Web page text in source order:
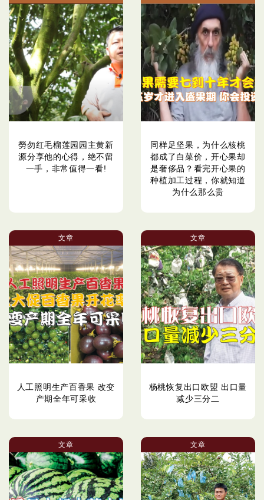
勞勿红毛榴莲园园主黄新
源分享他的心得，绝不留
一手，非常值得一看!
同样足坚果，为什么核桃
都成了白菜价，开心果却
是奢侈品？看完开心果的
种植加工过程，你就知道
为什么那么贵
文章
人工照明生产百香果 改变
产期全年可采收
文章
杨桃恢复出口欧盟 出口量
减少三分二
文章 文章